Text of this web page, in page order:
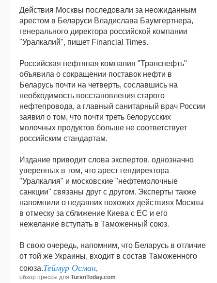
Действия Москвы последовали за неожиданным
арестом в Беларуси Владислава Баумгертнера,
генерального директора российской компании
"Уралкалий", пишет Financial Times.
Российская нефтяная компания "Транснефть"
объявила о сокращении поставок нефти в
Беларусь почти на четверть, сославшись на
необходимость восстановления старого
нефтепровода, а главный санитарный врач России
заявил о том, что почти треть белорусских
молочных продуктов больше не соответствует
российским стандартам.
Издание приводит слова экспертов, однозначно
уверенных в том, что арест гендиректора
"Уралкалия" и московские "нефтемолочные
санкции" связаны друг с другом. Эксперты также
напомнили о недавних похожих действиях Москвы
в отмеску за сближение Киева с ЕС и его
нежелание вступать в Таможенный союз.
В свою очередь, напомним, что Беларусь в отличие
от той же Украины, входит в состав Таможенного
союза.Теймур Осман,
обзор прессы для TuranToday.com